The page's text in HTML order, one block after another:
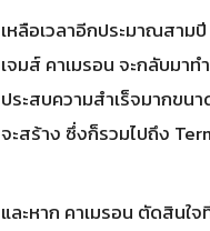
เหลือเวลาอีกประมาณสาม
เจมส์ คาเมรอน จะกลับมา
ประสบความสำเร็จมากขน
จะสร้าง ซึ่งก็รวมไปถึง
และหาก คาเมรอน ตัดสิน